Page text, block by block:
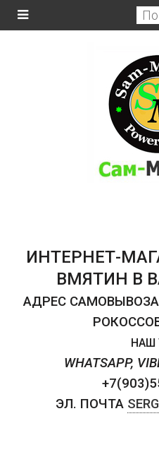
ИНТЕРНЕТ-
ВМЯТИН В
АДРЕС
НАШ
WHATSAPP,
ЭЛ. ПОЧТА